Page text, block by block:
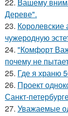
Дереве".
23. Королевские
чужеродную
24. "Комфорт
почему не
25. Где я храню
26. Проект
Санкт-
27. Уважаемые